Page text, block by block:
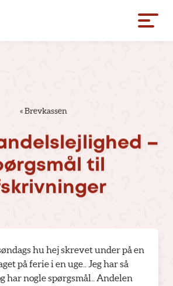
«Brevkassen
–
til
hu hej skrevet under på en
på ferie i en uge.. Jeg har så
har nogle spørgsmål.. Andelen